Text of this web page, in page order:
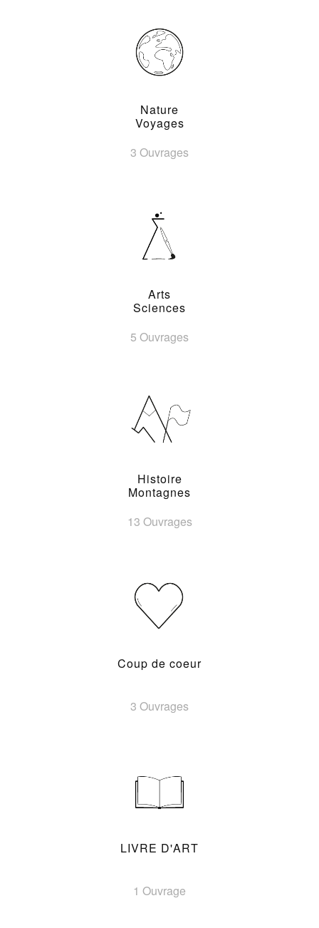
Nature
Voyages
3 Ouvrages
Arts
Sciences
5 Ouvrages
Histoire
Montagnes
13 Ouvrages
Coup de coeur
3 Ouvrages
LIVRE D'ART
1 Ouvrage